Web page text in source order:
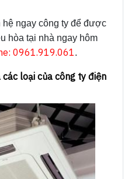
ngay công ty để được
hòa tại nhà ngay hôm
0961.919.061.
loại của công ty điện